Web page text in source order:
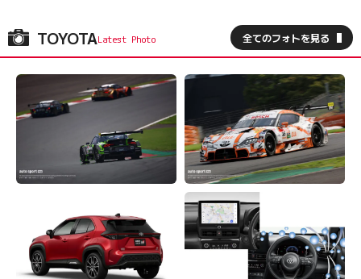
TOYOTA 全てのフォトを見る